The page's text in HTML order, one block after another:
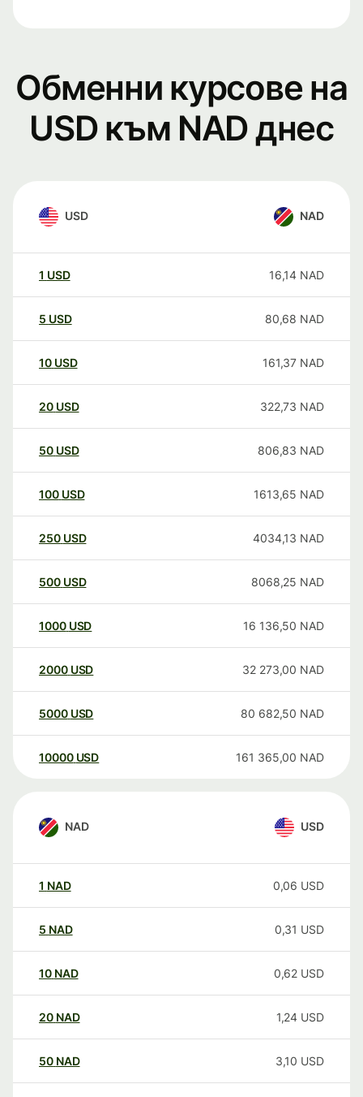
Обменни курсове на
USD към NAD днес
USD NAD
1 USD 16,14 NAD
5 USD 80,68 NAD
10 USD 161,37 NAD
20 USD 322,73 NAD
50 USD 806,83 NAD
100 USD 1613,65 NAD
250 USD 4034,13 NAD
500 USD 8068,25 NAD
1000 USD 16 136,50 NAD
2000 USD 32 273,00 NAD
5000 USD 80 682,50 NAD
10000 USD 161 365,00 NAD
NAD USD
1 NAD 0,06 USD
5 NAD 0,31 USD
10 NAD 0,62 USD
20 NAD 1,24 USD
50 NAD 3,10 USD